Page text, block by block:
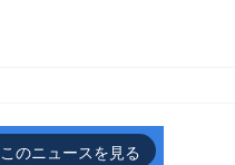
このニュースを見る